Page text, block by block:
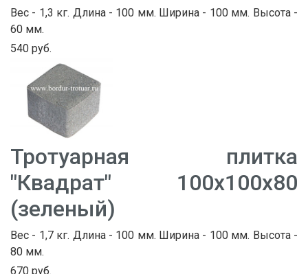
Вес - 1,3 кг. Длина - 100 мм. Ширина - 100 мм. Высота -
60 мм.
540 руб.
Тротуарная плитка
"Квадрат" 100х100х80
(зеленый)
Вес - 1,7 кг. Длина - 100 мм. Ширина - 100 мм. Высота -
80 мм.
670 руб.